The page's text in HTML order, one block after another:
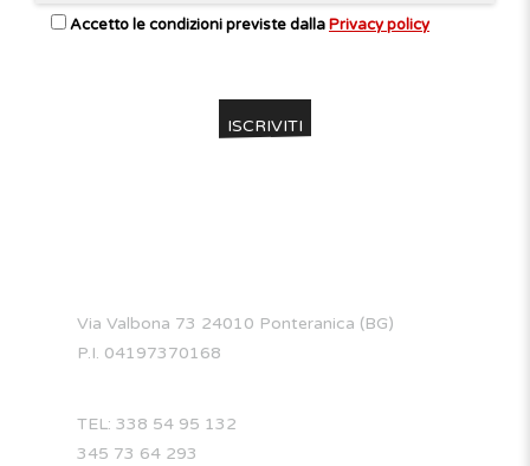
Accetto le condizioni previste dallaPrivacy policy
Via Valbona 73 24010 Ponteranica (BG)
P.I. 04197370168
TEL: 338 54 95 132
345 73 64 293